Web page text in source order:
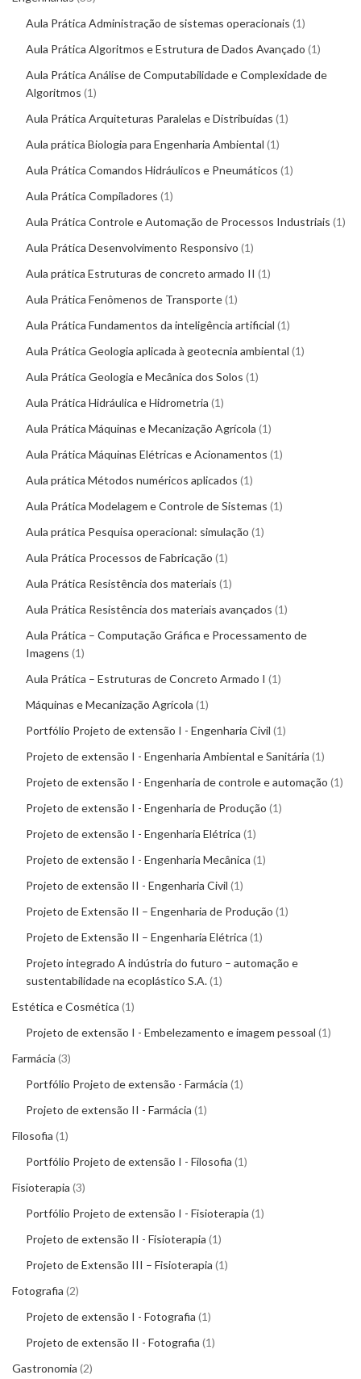
Aula Prática Administração de sistemas operacionais 1
Aula Prática Algoritmos e Estrutura de Dados Avançado 1
Aula Prática Análise de Computabilidade e Complexidade de
Algoritmos 1
Aula Prática Arquiteturas Paralelas e Distribuídas 1
Aula prática Biologia para Engenharia Ambiental 1
Aula Prática Comandos Hidráulicos e Pneumáticos 1
Aula Prática Compiladores 1
Aula Prática Controle e Automação de Processos Industriais 1
Aula Prática Desenvolvimento Responsivo 1
Aula prática Estruturas de concreto armado II 1
Aula Prática Fenômenos de Transporte 1
Aula Prática Fundamentos da inteligência artificial 1
Aula Prática Geologia aplicada à geotecnia ambiental 1
Aula Prática Geologia e Mecânica dos Solos 1
Aula Prática Hidráulica e Hidrometria 1
Aula Prática Máquinas e Mecanização Agrícola 1
Aula Prática Máquinas Elétricas e Acionamentos 1
Aula prática Métodos numéricos aplicados 1
Aula Prática Modelagem e Controle de Sistemas 1
Aula prática Pesquisa operacional: simulação 1
Aula Prática Processos de Fabricação 1
Aula Prática Resistência dos materiais 1
Aula Prática Resistência dos materiais avançados 1
Aula Prática – Computação Gráfica e Processamento de
Imagens 1
Aula Prática – Estruturas de Concreto Armado I 1
Máquinas e Mecanização Agrícola 1
Portfólio Projeto de extensão I - Engenharia Civil 1
Projeto de extensão I - Engenharia Ambiental e Sanitária 1
Projeto de extensão I - Engenharia de controle e automação 1
Projeto de extensão I - Engenharia de Produção 1
Projeto de extensão I - Engenharia Elétrica 1
Projeto de extensão I - Engenharia Mecânica 1
Projeto de extensão II - Engenharia Civil 1
Projeto de Extensão II – Engenharia de Produção 1
Projeto de Extensão II – Engenharia Elétrica 1
Projeto integrado A indústria do futuro – automação e
sustentabilidade na ecoplástico S.A. 1
Estética e Cosmética 1
Projeto de extensão I - Embelezamento e imagem pessoal 1
Farmácia 3
Portfólio Projeto de extensão - Farmácia 1
Projeto de extensão II - Farmácia 1
Filosofia 1
Portfólio Projeto de extensão I - Filosofia 1
Fisioterapia 3
Portfólio Projeto de extensão I - Fisioterapia 1
Projeto de extensão II - Fisioterapia 1
Projeto de Extensão III – Fisioterapia 1
Fotografia 2
Projeto de extensão I - Fotografia 1
Projeto de extensão II - Fotografia 1
Gastronomia 2